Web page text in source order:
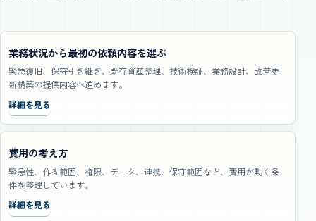
業務状況から最初の依頼内容を選ぶ
緊急復旧、保守引き継ぎ、既存資産整理、技術検証、業務設計、改善更
新構築の提供内容へ進めます。
詳細を見る
費用の考え方
緊急性、作る範囲、権限、データ、連携、保守範囲など、費用が動く条
件を整理しています。
詳細を見る